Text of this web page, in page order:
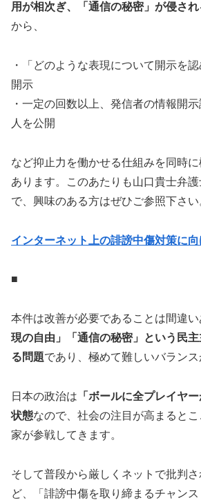
用が相次ぎ、「通信の秘密」が侵さ
から、
・「どのような表現について開示を
開示
・一定の回数以上、発信者の情報開
人を公開
など抑止力を働かせる仕組みを同時
あります。このあたりも山口貴士弁
で、興味のある方はぜひご参照下さい
インターネット上の誹謗中傷対策に
■
本件は改善が必要であることは間違い
現の自由」「通信の秘密」という民
る問題であり、極めて難しいバランス
日本の政治は 「ボールに全プレイヤ
状態なので、社会の注目が高まると
家が参戦してきます。
そして普段から厳しくネットで批判
ど、「誹謗中傷を取り締まるチャン